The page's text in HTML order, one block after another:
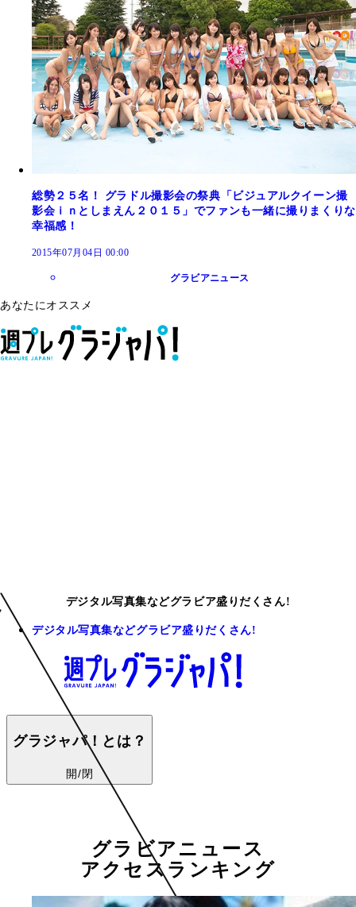
総勢２５名！ グラドル撮影会の祭典「ビジュアルクイーン撮
影会ｉｎとしまえん２０１５」でファンも一緒に撮りまくりな
幸福感！
2015年07月04日 00:00
グラビアニュース
あなたにオススメ
デジタル写真集などグラビア盛りだくさん!
デジタル写真集などグラビア盛りだくさん!
グラジャパ！とは？
開/閉
グラビアニュース
アクセスランキング